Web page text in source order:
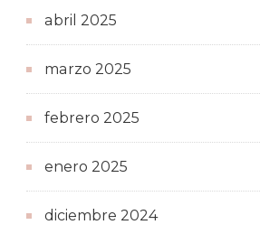
abril 2025
marzo 2025
febrero 2025
enero 2025
diciembre 2024